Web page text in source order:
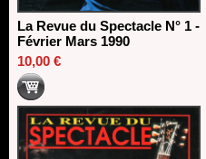
La Revue du Spectacle N° 1 -
Février Mars 1990
10,00 €